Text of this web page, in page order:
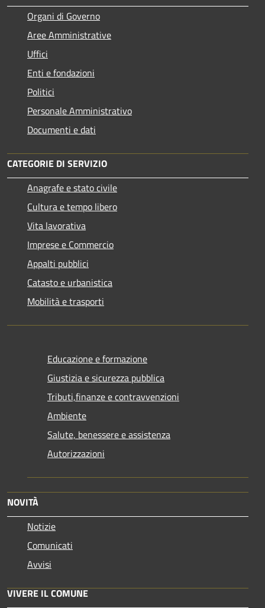
Organi di Governo
Aree Amministrative
Uffici
Enti e fondazioni
Politici
Personale Amministrativo
Documenti e dati
CATEGORIE DI SERVIZIO
Anagrafe e stato civile
Cultura e tempo libero
Vita lavorativa
Imprese e Commercio
Appalti pubblici
Catasto e urbanistica
Mobilità e trasporti
Educazione e formazione
Giustizia e sicurezza pubblica
Tributi,finanze e contravvenzioni
Ambiente
Salute, benessere e assistenza
Autorizzazioni
NOVITÀ
Notizie
Comunicati
Avvisi
VIVERE IL COMUNE